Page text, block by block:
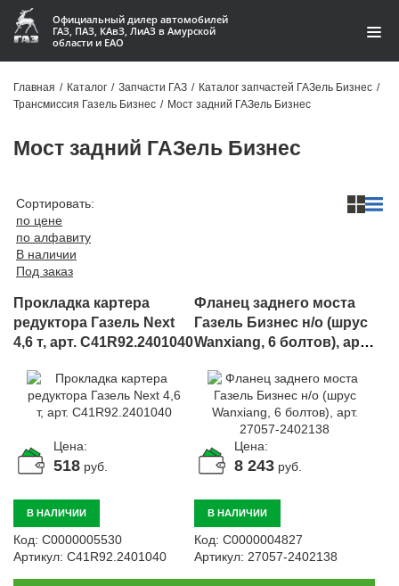
Официальный дилер автомобилей
ГАЗ, ПАЗ, КАвЗ, ЛиАЗ в Амурской
области и ЕАО
О компании
Контакты
Доставка
Гарантии
Статьи
Автомобили
+7 (4162) 22-95-09
Запчасти
Сервисный центр
+7 (4162) 22–95–69
Главная / Каталог / Запчасти ГАЗ / Каталог запчастей ГАЗель Бизнес /
Трансмиссия Газель Бизнес / Мост задний ГАЗель Бизнес
Мост задний ГАЗель Бизнес
Сортировать:
по цене
по алфавиту
В наличии
Под заказ
Прокладка картера
редуктора Газель Next
4,6 т, арт. C41R92.2401040
Цена:
518 руб.
В НАЛИЧИИ
Код: С0000005530
Артикул: C41R92.2401040
Фланец заднего моста
Газель Бизнес н/о (шрус
Wanxiang, 6 болтов), арт.
Цена:
8 243 руб.
В НАЛИЧИИ
Код: С0000004827
Артикул: 27057-2402138